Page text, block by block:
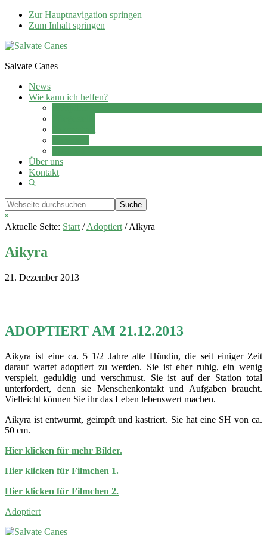
Zur Hauptnavigation springen
Zum Inhalt springen
Salvate Canes
News
Wie kann ich helfen?
Über uns
Kontakt
Show
Webseite
durchsuchen
Hide
Search
Aktuelle Seite: Start / Adoptiert /Aikyra
Aikyra
21. Dezember 2013
ADOPTIERT AM 21.12.2013
Aikyra ist eine ca. 5 1/2 Jahre alte Hündin, die seit einiger Zeit
darauf wartet adoptiert zu werden. Sie ist eher ruhig, ein wenig
verspielt, geduldig und verschmust. Sie ist auf der Station total
unterfordert, denn sie Menschenkontakt und Aufgaben braucht.
Vielleicht können Sie ihr das Leben lebenswert machen.
Aikyra ist entwurmt, geimpft und kastriert. Sie hat eine SH von ca.
50 cm.
Hier klicken für mehr Bilder.
Hier klicken für Filmchen 1.
Hier klicken für Filmchen 2.
Adoptiert